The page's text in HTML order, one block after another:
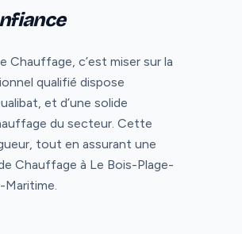
c’est miser sur la
qualifié dispose
et d’une solide
du secteur. Cette
tout en assurant une
Chauffage à Le Bois-Plage-